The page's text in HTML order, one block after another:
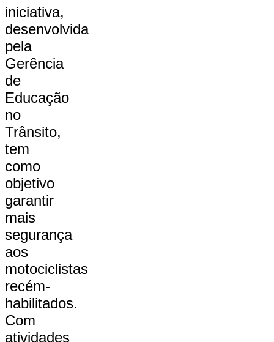
iniciativa,
desenvolvida
pela
Gerência
de
Educação
no
Trânsito,
tem
como
objetivo
garantir
mais
segurança
aos
motociclistas
recém-
habilitados.
Com
atividades